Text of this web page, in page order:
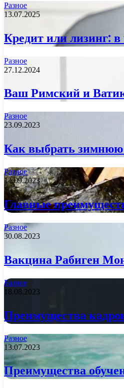
Разное
13.07.2025
Кредит или лизинг:
Разное
27.12.2024
Ваш Римский и
Разное
23.09.2023
Как выбрать
Разное
14.09.2023
Главные
Разное
30.08.2023
Вакцина Рабиген
Разное
18.08.2023
Преимущества
Разное
13.07.2023
Преимущества